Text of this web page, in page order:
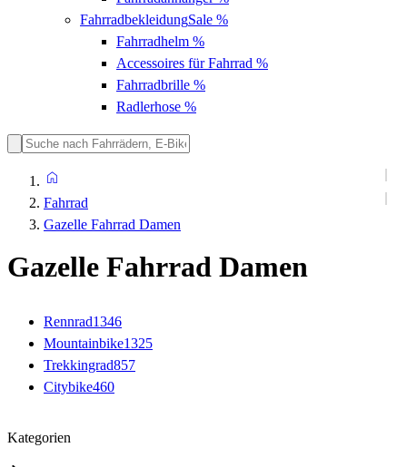
FahrradbekleidungSale %
Fahrradhelm %
Accessoires für Fahrrad %
Fahrradbrille %
Radlerhose %
Fahrrad
Gazelle Fahrrad Damen
Gazelle Fahrrad Damen
Rennrad1346
Mountainbike1325
Trekkingrad857
Citybike460
Kategorien